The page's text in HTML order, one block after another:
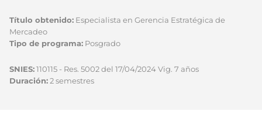
Título obtenido: Especialista en Gerencia Estratégica de
Mercadeo
Tipo de programa: Posgrado
SNIES:110115 - Res. 5002 del 17/04/2024 Vig. 7 años
Duración:2 semestres